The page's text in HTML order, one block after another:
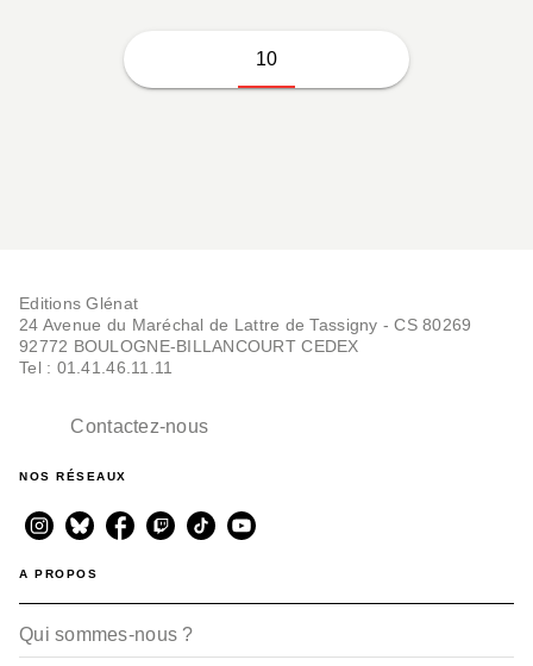
10
Editions Glénat
24 Avenue du Maréchal de Lattre de Tassigny - CS 80269
92772 BOULOGNE-BILLANCOURT CEDEX
Tel : 01.41.46.11.11
Contactez-nous
NOS RÉSEAUX
A PROPOS
Qui sommes-nous ?